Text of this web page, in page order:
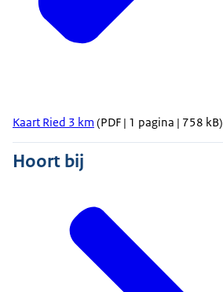
Kaart Ried 3 km (PDF | 1 pagina | 758 kB)
Hoort bij